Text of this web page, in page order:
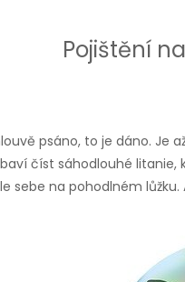
Pojištění
psáno, to je dáno. Je
číst sáhodlouhé
sebe na pohodlném